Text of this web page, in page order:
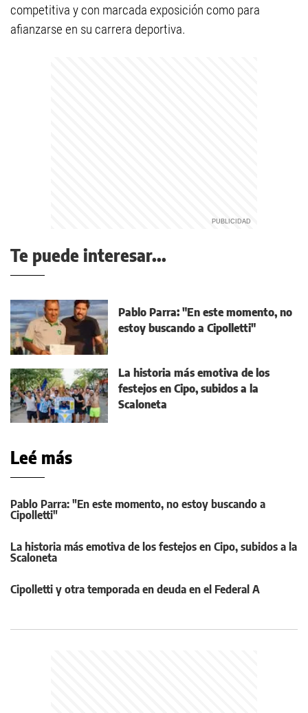
competitiva y con marcada exposición como para
afianzarse en su carrera deportiva.
Te puede interesar...
Pablo Parra: "En este momento, no
estoy buscando a Cipolletti"
La historia más emotiva de los
festejos en Cipo, subidos a la
Scaloneta
Leé más
Pablo Parra: "En este momento, no estoy buscando a
Cipolletti"
La historia más emotiva de los festejos en Cipo, subidos a la
Scaloneta
Cipolletti y otra temporada en deuda en el Federal A